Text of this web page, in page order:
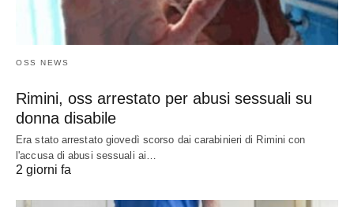
OSS NEWS
Rimini, oss arrestato per abusi sessuali su
donna disabile
Era stato arrestato giovedì scorso dai carabinieri di Rimini con
l'accusa di abusi sessuali ai…
2 giorni fa